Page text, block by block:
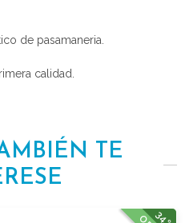
de pasamaneria.
calidad.
TE